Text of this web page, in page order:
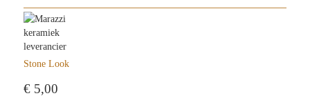
Stone Look
€5,00